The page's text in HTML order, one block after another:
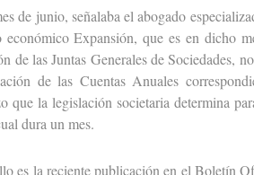
de junio, señalaba el abogado
Expansión, que es en dicho
de las Juntas Generales de Sociedades,
de las Cuentas Anuales
que la legislación societaria determina
dura un mes.
es la reciente publicación en el Boletín